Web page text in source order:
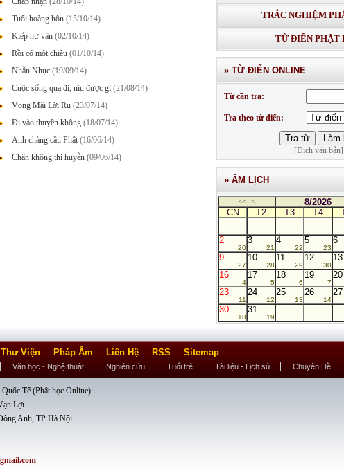
Tuổi hoàng hôn (15/10/14)
Kiếp hư vân (02/10/14)
Rồi có một chiều (01/10/14)
Nhẫn Nhục (19/09/14)
Cuộc sống qua đi, níu được gì (21/08/14)
Vọng Mãi Lời Ru (23/07/14)
Đi vào thuyền không (18/07/14)
Anh chàng cầu Phật (16/06/14)
Chân không thị huyễn (09/06/14)
Nhạc thiền lặng tâm
KINH BẢN NGUYỆN CÔNG
LƯU LY QUANG NHƯ LAI"
GIẢNG GIẢI KINH DƯỢC SƯ
GIẢI KINH BẢN NGUYỆN
SƯ LƯU LY QUANG NHƯ LAI
GIẢNG GIẢI KINH DƯỢC SƯ
TRẮC NGHIỆM
TỪ ĐIỂN PHẬT
» TỪ ĐIỂN ONLINE
Từ cần tra:
Tra theo từ điển:
[Dịch văn bản]
» ÂM LỊCH
<< < 8/2026
CN T2 T3 T4
2
20
3
21
4
22
5
23
6
9
27
10
28
11
29
12
30
13
16
4
17
5
18
6
19
7
20
23
11
24
12
25
13
26
14
27
30
18
31
19
Thư Viện Pháp Âm Liên Hệ RSS Sitemap
Văn học - Nghệ thuật Nghiên cứu Tuổi trẻ Tài liệu - Lịch sử Chuyên Đề
Tế (Phật học Online)
Lợi
Anh, TP Hà Nội.